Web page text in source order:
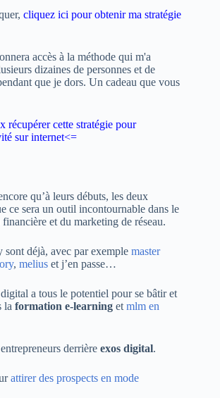
cliquez ici pour obtenir ma stratégie
accès à la méthode qui m'a
dizaines de personnes et de
que je dors. Un cadeau que vous
récupérer cette stratégie pour
sur internet<=
qu’à leurs débuts, les deux
ce sera un outil incontournable dans le
et du marketing de réseau.
sont déjà, avec par exemple master
, melius et j’en passe…
a tous le potentiel pour se bâtir et
la formation e-learning et mlm en
derrière exos digital.
attirer des prospects en mode